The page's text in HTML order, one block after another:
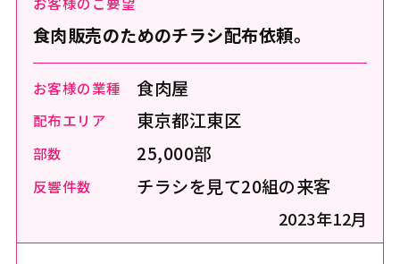
食肉販売のためのチラシ配布依頼。
お客様の業種 食肉屋
配布エリア 東京都江東区
部数 25,000部
反響件数 チラシを見て20組の来客
2023年12月